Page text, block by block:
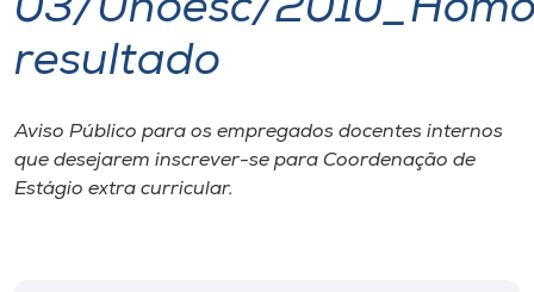
I.nova
Cultura
03/Unoesc/
resultado
Aviso Público para os empregados docentes internos
que desejarem inscrever-se para Coordenação de
Estágio extra curricular.